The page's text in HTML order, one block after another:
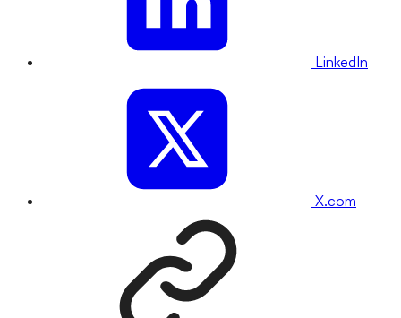
LinkedIn
X.com